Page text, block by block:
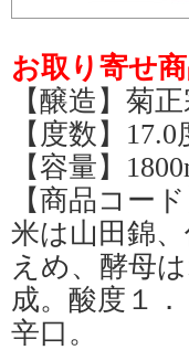
お取り寄せ
【醸造】菊
【度数】17.0
【容量】
【商品コー
米は山田錦
えめ、酵母
成。酸度１
辛口。